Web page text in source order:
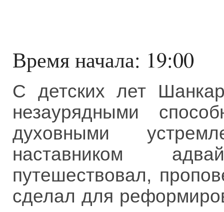
Время начала: 19:00
С детских лет
незаурядными
духовными
наставником
путешествовал,
сделал для